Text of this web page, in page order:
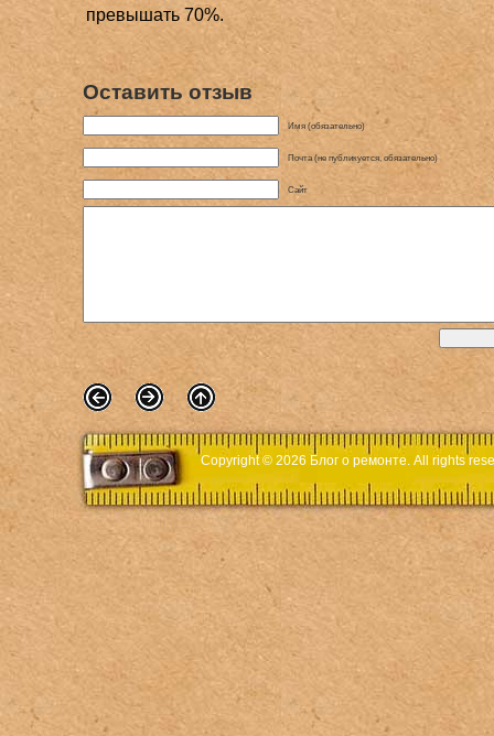
превышать 70%.
Оставить отзыв
Имя (обязательно)
Почта (не публикуется, обязательно)
Сайт
Copyright © 2026 Блог о ремонте. All rights